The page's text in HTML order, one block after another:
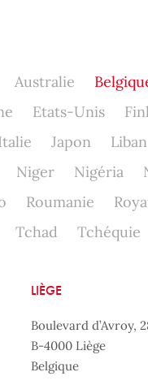
Australie
Etats-Unis
Japon Liban
Niger Nigéria
Roumanie
Tchad Tchéquie
LIÈGE
Boulevard d’Avroy,
B-4000 Liège
Belgique